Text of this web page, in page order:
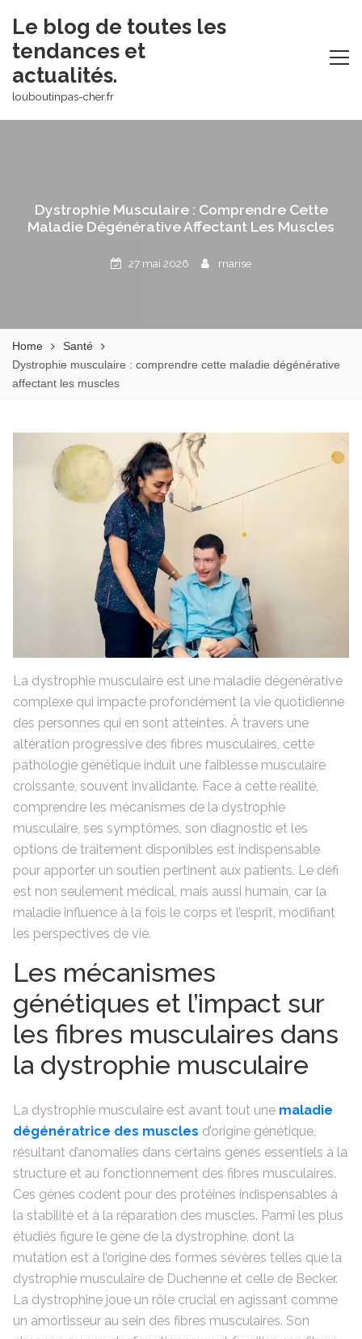
content
Le blog de toutes les
tendances et
actualités.
louboutinpas-cher.fr
Dystrophie Musculaire : Comprendre Cette
Maladie Dégénérative Affectant Les Muscles
27 mai 2026 marise
Home
Santé
Dystrophie musculaire : comprendre cette maladie dégénérative
affectant les muscles
La dystrophie musculaire est une maladie dégénérative
complexe qui impacte profondément la vie quotidienne
des personnes qui en sont atteintes. À travers une
altération progressive des fibres musculaires, cette
pathologie génétique induit une faiblesse musculaire
croissante, souvent invalidante. Face à cette réalité,
comprendre les mécanismes de la dystrophie
musculaire, ses symptômes, son diagnostic et les
options de traitement disponibles est indispensable
pour apporter un soutien pertinent aux patients. Le défi
est non seulement médical, mais aussi humain, car la
maladie influence à la fois le corps et l’esprit, modifiant
les perspectives de vie.
Les mécanismes
génétiques et l’impact sur
les fibres musculaires dans
la dystrophie musculaire
La dystrophie musculaire est avant tout une maladie
dégénératrice des muscles d’origine génétique,
résultant d’anomalies dans certains gènes essentiels à la
structure et au fonctionnement des fibres musculaires.
Ces gènes codent pour des protéines indispensables à
la stabilité et à la réparation des muscles. Parmi les plus
étudiés figure le gène de la dystrophine, dont la
mutation est à l’origine des formes sévères telles que la
dystrophie musculaire de Duchenne et celle de Becker.
La dystrophine joue un rôle crucial en agissant comme
un amortisseur au sein des fibres musculaires. Son